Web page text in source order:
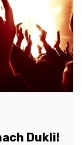
Dukli!